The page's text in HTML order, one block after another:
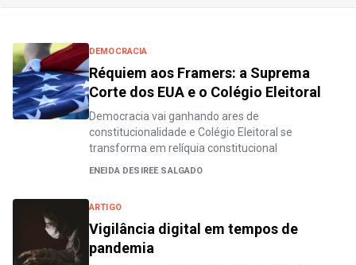
DEMOCRACIA
Réquiem aos Framers: a Suprema
Corte dos EUA e o Colégio Eleitoral
Democracia vai ganhando ares de
constitucionalidade e Colégio Eleitoral se
transforma em relíquia constitucional
ENEIDA DESIREE SALGADO
ARTIGO
Vigilância digital em tempos de
pandemia